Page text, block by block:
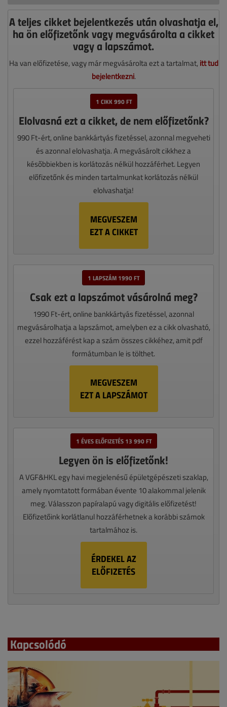
A teljes cikket bejelentkezés után olvashatja el,
ha ön előfizetőnk vagy megvásárolta a cikket
vagy a lapszámot.
Ha van előfizetése, vagy már megvásárolta ezt a tartalmat, itt tud
bejelentkezni.
1 CIKK 990 FT
Elolvasná ezt a cikket, de nem előfizetőnk?
990 Ft-ért, online bankkártyás fizetéssel, azonnal megveheti
és azonnal elolvashatja. A megvásárolt cikkhez a
későbbiekben is korlátozás nélkül hozzáférhet. Legyen
előfizetőnk és minden tartalmunkat korlátozás nélkül
elolvashatja!
MEGVESZEM
EZT A CIKKET
1 LAPSZÁM 1990 FT
Csak ezt a lapszámot vásárolná meg?
1990 Ft-ért, online bankkártyás fizetéssel, azonnal
megvásárolhatja a lapszámot, amelyben ez a cikk olvasható,
ezzel hozzáférést kap a szám összes cikkéhez, amit pdf
formátumban le is tölthet.
MEGVESZEM
EZT A LAPSZÁMOT
1 ÉVES ELŐFIZETÉS 13 990 FT
Legyen ön is előfizetőnk!
A VGF&HKL egy havi megjelenésű épületgépészeti szaklap,
amely nyomtatott formában évente 10 alakommal jelenik
meg. Válasszon papíralapú vagy digitális előfizetést!
Előfizetőink korlátlanul hozzáférhetnek a korábbi számok
tartalmához is.
ÉRDEKEL AZ
ELŐFIZETÉS
Kapcsolódó